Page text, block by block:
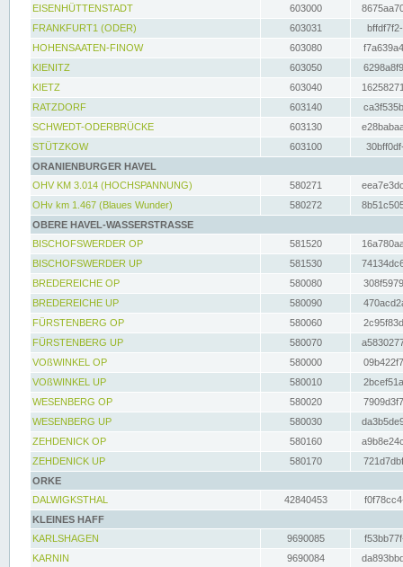
EISENHÜTTENSTADT
603000
FRANKFURT1 (ODER)
603031
HOHENSAATEN-FINOW
603080
KIENITZ
603050
KIETZ
603040
RATZDORF
603140
SCHWEDT-ODERBRÜCKE
603130
STÜTZKOW
603100
ORANIENBURGER HAVEL
OHV KM 3.014 (HOCHSPANNUNG)
580271
OHv km 1.467 (Blaues Wunder)
580272
OBERE HAVEL-WASSERSTRASSE
BISCHOFSWERDER OP
581520
BISCHOFSWERDER UP
581530
BREDEREICHE OP
580080
BREDEREICHE UP
580090
FÜRSTENBERG OP
580060
FÜRSTENBERG UP
580070
VOßWINKEL OP
580000
VOßWINKEL UP
580010
WESENBERG OP
580020
WESENBERG UP
580030
ZEHDENICK OP
580160
ZEHDENICK UP
580170
ORKE
DALWIGKSTHAL
42840453
KLEINES HAFF
KARLSHAGEN
9690085
KARNIN
9690084